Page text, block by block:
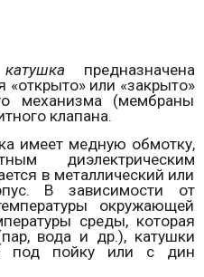
катушка предназначена
или «закрыто»
механизма (мембраны
клапана.
имеет медную обмотку,
диэлектрическим
в металлический или
В зависимости от
окружающей
среды, которая
вода и др.), катушки
под пойку или с дин